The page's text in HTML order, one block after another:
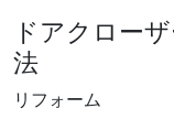
ドアクロー
法
リフォーム